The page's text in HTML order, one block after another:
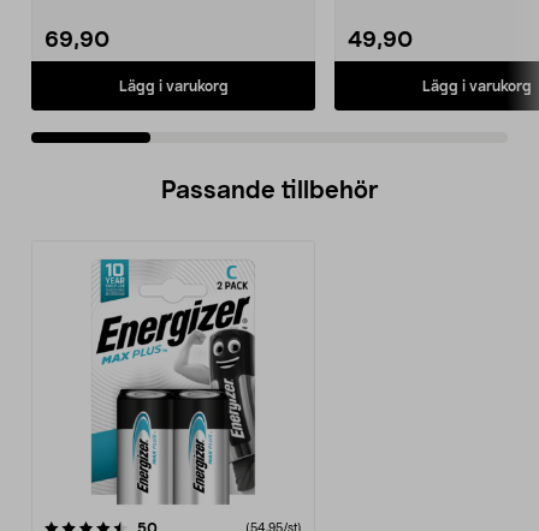
69,90
Lägg i varukorg
49,90
Lägg i varukorg
Passande tillbehör
recensioner (54,95/st)